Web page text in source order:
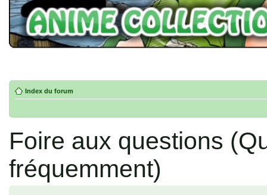
Index du forum
Foire aux questions
fréquemment)